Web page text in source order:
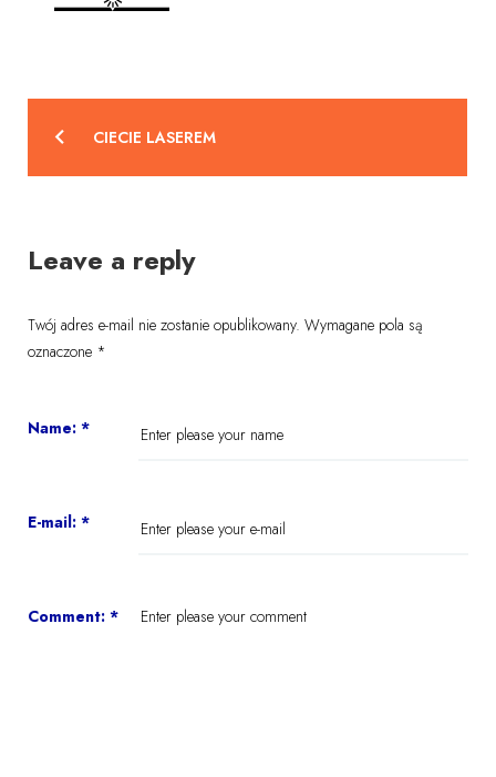
wpisuCIECIE LASEREM
Leave a reply
Twój adres e-mail nie zostanie opublikowany. Wymagane pola są
oznaczone *
Name: *
E-mail: *
Comment: *